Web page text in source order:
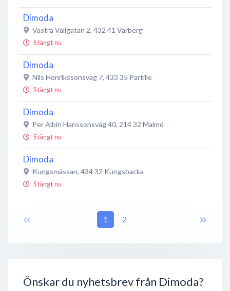
Önskar du nyhetsbrev från Dimoda?
Dimoda
Västra Vallgatan 2, 432 41 Varberg
Stängt nu
Dimoda
Nils Henrikssonsväg 7, 433 35 Partille
Stängt nu
Dimoda
Per Albin Hanssonsväg 40, 214 32 Malmö
Stängt nu
Dimoda
Kungsmässan, 434 32 Kungsbacka
Stängt nu
Göteborg
Stängt nu
1 2